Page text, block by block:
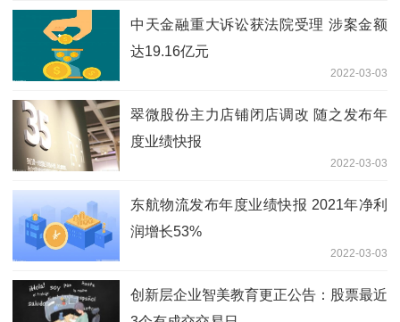
中天金融重大诉讼获法院受理 涉案金额
达19.16亿元
2022-03-03
翠微股份主力店铺闭店调改 随之发布年
度业绩快报
2022-03-03
东航物流发布年度业绩快报 2021年净利
润增长53%
2022-03-03
创新层企业智美教育更正公告：股票最近